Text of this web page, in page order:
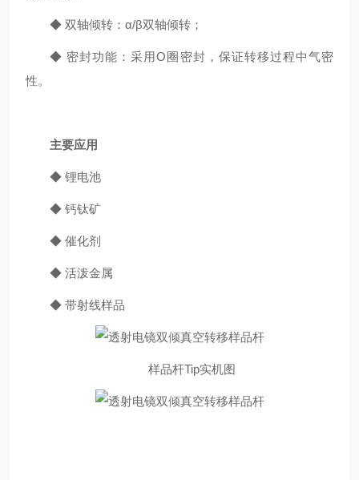
◆ 双轴倾转：α/β双轴倾转；
◆ 密封功能：采用O圈密封，保证转移过程中气密
性。
主要应用
◆ 锂电池
◆ 钙钛矿
◆ 催化剂
◆ 活泼金属
◆ 带射线样品
样品杆Tip实机图